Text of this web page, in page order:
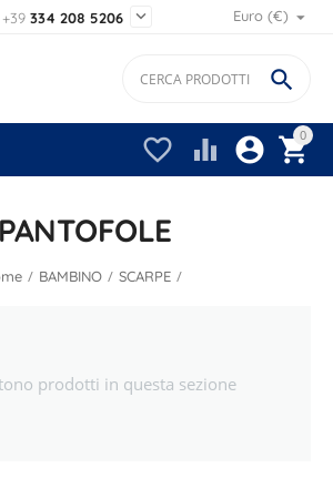
Euro (€)
+39 334 208 5206 
0


 

PANTOFOLE
/ BAMBINO / SCARPE /
prodotti in questa sezione